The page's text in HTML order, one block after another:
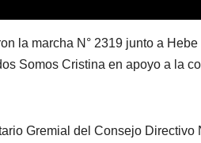
la marcha N° 2319 junto a
Somos Cristina en apoyo a la
Gremial del Consejo Directivo